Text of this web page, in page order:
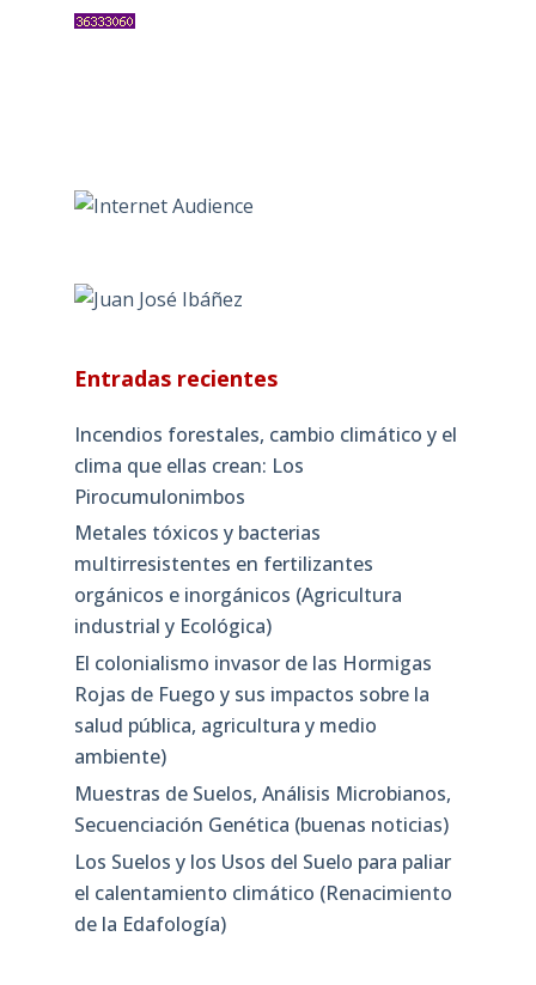
Entradas recientes
Incendios forestales, cambio climático y el
clima que ellas crean: Los
Pirocumulonimbos
Metales tóxicos y bacterias
multirresistentes en fertilizantes
orgánicos e inorgánicos (Agricultura
industrial y Ecológica)
El colonialismo invasor de las Hormigas
Rojas de Fuego y sus impactos sobre la
salud pública, agricultura y medio
ambiente)
Muestras de Suelos, Análisis Microbianos,
Secuenciación Genética (buenas noticias)
Los Suelos y los Usos del Suelo para paliar
el calentamiento climático (Renacimiento
de la Edafología)